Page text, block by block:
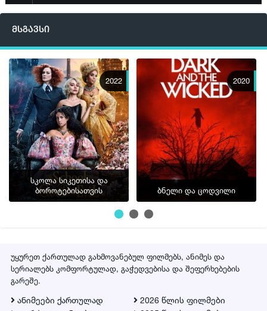
მსგავსი
2022
სკოლა სიკეთისა და
ბოროტებისათვის
2020
ბნელი და ცოდვილი
უყურეთ ქართულად გახმოვანებულ ფილმებს, ანიმეს და
სერიალებს კომფორტულად, გაჭედვებისა და შეფერხებების
გარეშე.
ანიმეები ქართულად
2026 წლის ფილმები